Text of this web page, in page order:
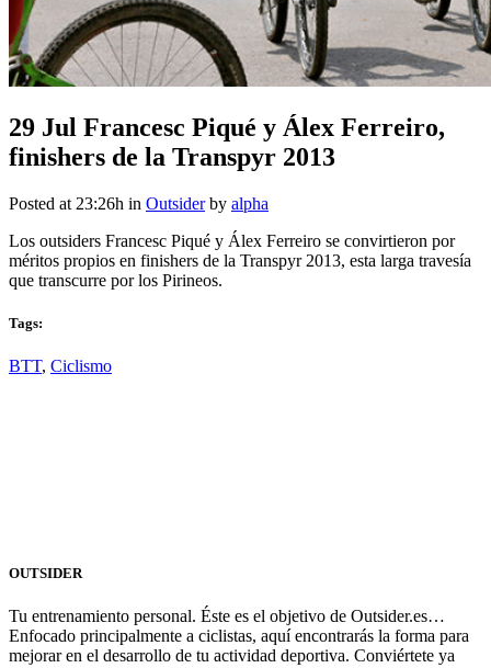
29 Jul Francesc Piqué y Álex Ferreiro,
finishers de la Transpyr 2013
Posted at 23:26h in Outsider by alpha
Los outsiders Francesc Piqué y Álex Ferreiro se convirtieron por
méritos propios en finishers de la Transpyr 2013, esta larga travesía
que transcurre por los Pirineos.
Tags:
BTT, Ciclismo
OUTSIDER
Tu entrenamiento personal. Éste es el objetivo de Outsider.es…
Enfocado principalmente a ciclistas, aquí encontrarás la forma para
mejorar en el desarrollo de tu actividad deportiva. Conviértete ya